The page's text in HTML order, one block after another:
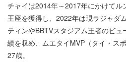
チャイは2014年～2017年にかけてル
王座を獲得し、2022年は現ラジャダ
ティンやBBTVスタジアム王者のビ
績を収め、ムエタイMVP（タイ・ス
27歳。